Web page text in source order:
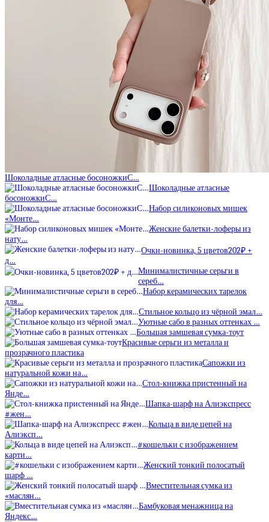
Шоколадные атласные босоножкиС…
Шоколадные атласные
босоножкиС…
Набор силиконовых мишек
«Монте…
Женские балетки-лоферы из
нату…
Очки-новинка, 5 цветов202₽ +
д…
Минималистичные серьги в
сереб…
Набор керамических тарелок
для…
Стильное кольцо из чёрной эмал…
Уютные сабо в разных оттенках …
Большая замшевая сумка-тоут
Красивые серьги из металла и
прозрачного пластика
Сапожки из
натуральной кожи на…
Стол-книжка пристенный на
Янде…
Шапка-шарф на Алиэкспресс
#жен…
Кольца в виде цепей на
Алиэксп…
#кошельки с изображением
карти…
Женский тонкий полосатый
шарф …
Вместительная сумка из
«маслян…
Бамбуковая менажница на
Яндекс…